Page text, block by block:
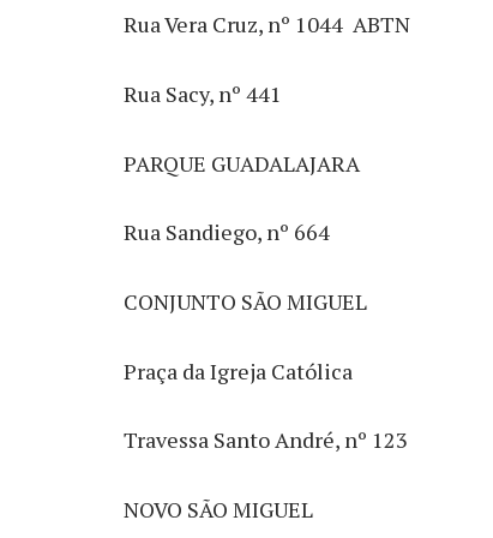
Rua Vera Cruz, nº 1044  ABTN
Rua Sacy, nº 441
PARQUE GUADALAJARA
Rua Sandiego, nº 664
CONJUNTO SÃO MIGUEL
Praça da Igreja Católica
Travessa Santo André, nº 123
NOVO SÃO MIGUEL